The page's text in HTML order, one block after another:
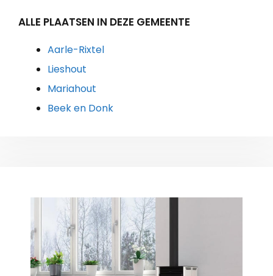
ALLE PLAATSEN IN DEZE GEMEENTE
Aarle-Rixtel
Lieshout
Mariahout
Beek en Donk